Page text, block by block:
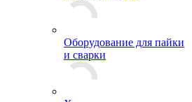
Оборудование для пайки
и сварки